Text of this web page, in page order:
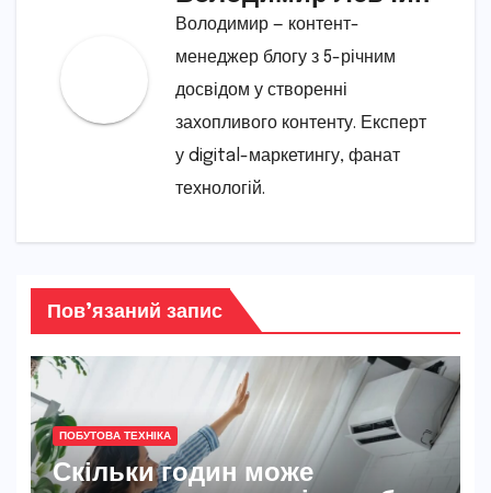
Володимир — контент-
менеджер блогу з 5-річним
досвідом у створенні
захопливого контенту. Експерт
у digital-маркетингу, фанат
технологій.
Пов’язаний запис
ПОБУТОВА ТЕХНІКА
Скільки годин може